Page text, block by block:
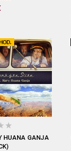
HUANA GANJA